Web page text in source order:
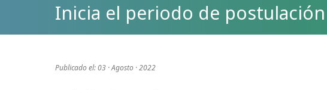
Inicia el periodo de
Publicado el: 03 · Agosto · 2022